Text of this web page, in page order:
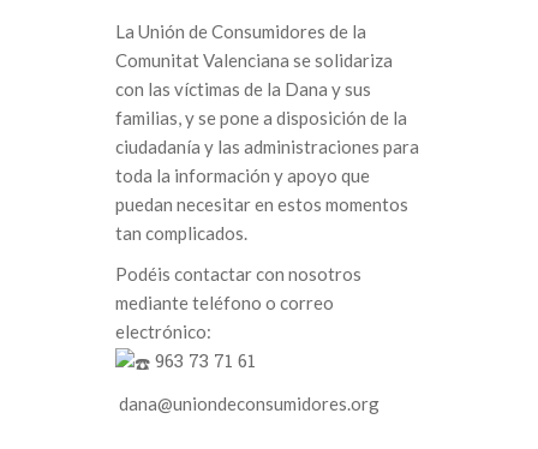
La Unión de Consumidores de la
Comunitat Valenciana se solidariza
con las víctimas de la Dana y sus
familias, y se pone a disposición de la
ciudadanía y las administraciones para
toda la información y apoyo que
puedan necesitar en estos momentos
tan complicados.
Podéis contactar con nosotros
mediante teléfono o correo
electrónico:
963 73 71 61
dana@uniondeconsumidores.org